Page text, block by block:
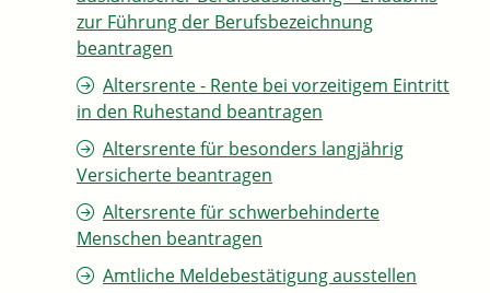
zur Führung der Berufsbezeichnung
beantragen
Altersrente - Rente bei vorzeitigem Eintritt
in den Ruhestand beantragen
Altersrente für besonders langjährig
Versicherte beantragen
Altersrente für schwerbehinderte
Menschen beantragen
Amtliche Meldebestätigung ausstellen